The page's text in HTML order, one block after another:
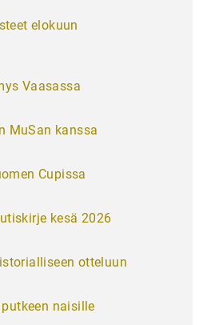
elokuun
Vaasassa
MuSan kanssa
Cupissa
kesä 2026
otteluun
naisille